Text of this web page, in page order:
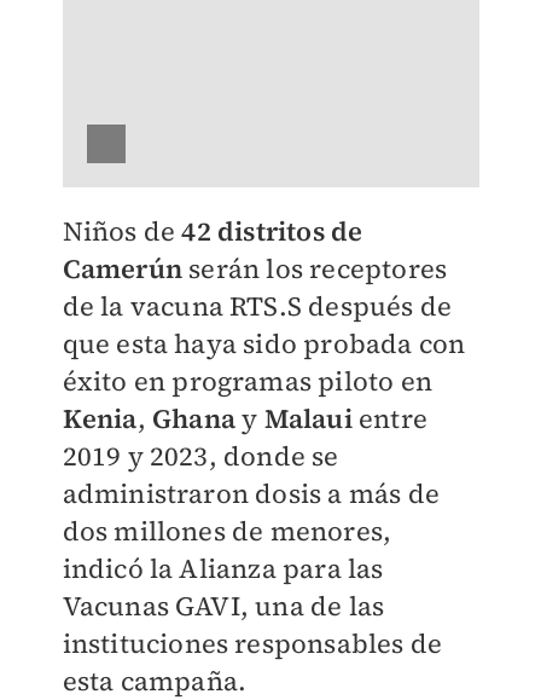
Niños de42 distritos de
Camerún serán los receptores
de la vacuna RTS.S después de
que esta haya sido probada con
éxito en programas piloto en
Kenia, Ghanay Malaui entre
2019 y 2023, donde se
administraron dosis a más de
dos millones de menores,
indicó la Alianza para las
Vacunas GAVI, una de las
instituciones responsables de
esta campaña.